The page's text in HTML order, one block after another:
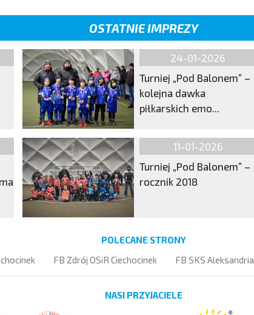
OSTATNIE IMPREZY
24-01-2026
Turniej „Pod Balonem” –
kolejna dawka
piłkarskich emo...
11-01-2026
Turniej „Pod Balonem” –
rocznik 2018
POLECANE STRONY
FB Zdrój OSiR Ciechocinek FB SKS Aleksandria
NASI PRZYJACIELE